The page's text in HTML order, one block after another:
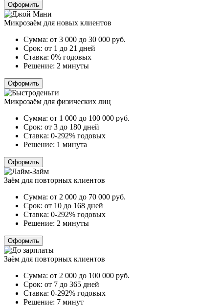
Оформить
Микрозаём для новых клиентов
Сумма: от 3 000 до 30 000 руб.
Срок: от 1 до 21 дней
Ставка: 0% годовых
Решение: 2 минуты
Оформить
Микрозаём для физических лиц
Сумма: от 1 000 до 100 000 руб.
Срок: от 3 до 180 дней
Ставка: 0-292% годовых
Решение: 1 минута
Оформить
Заём для повторных клиентов
Сумма: от 2 000 до 70 000 руб.
Срок: от 10 до 168 дней
Ставка: 0-292% годовых
Решение: 2 минуты
Оформить
Заём для повторных клиентов
Сумма: от 2 000 до 100 000 руб.
Срок: от 7 до 365 дней
Ставка: 0-292% годовых
Решение: 7 минут